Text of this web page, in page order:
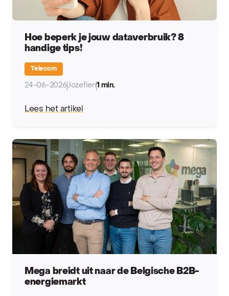
Hoe beperk je jouw dataverbruik? 8
handige tips!
Telecom
24-06-2026 Jozefien1 min.
Lees het artikel
Mega breidt uit naar de Belgische B2B-
energiemarkt